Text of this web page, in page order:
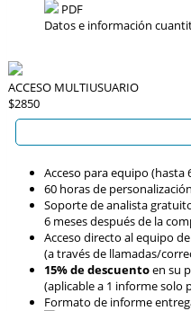
PDF
Datos e información
ACCESO MULTIUSUARIO
$2850
Acceso para equipo (hasta
60 horas de
Soporte de analista
6 meses después de la
Acceso directo al equipo
(a través de llamadas/
15% de descuentoen su
(aplicable a 1 informe solo
Formato de informe